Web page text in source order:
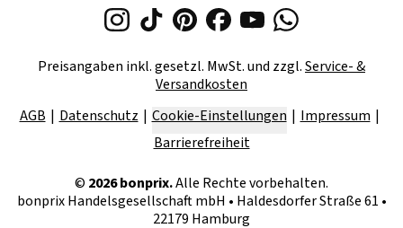
Preisangaben inkl. gesetzl. MwSt. und zzgl.Service- &
Versandkosten
AGB
Datenschutz Cookie-Einstellungen
Impressum
Barrierefreiheit
© 2026bonprix.Alle Rechte vorbehalten.
bonprix Handelsgesellschaft mbH • Haldesdorfer Straße 61 •
22179 Hamburg